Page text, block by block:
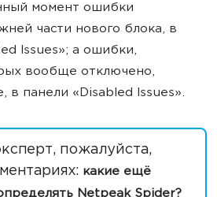
момент ошибки
части нового блока, в
Issues»; а ошибки,
вообще отключено,
в панели «Disabled Issues».
пожалуйста,
какие ещё
Netpeak Spider?